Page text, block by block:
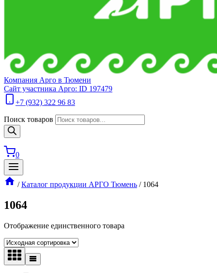
Компания Арго в Тюмени
Сайт участника Арго: ID 197479
+7 (932) 322 96 83
Поиск товаров
0
/ Каталог продукции АРГО Тюмень / 1064
1064
Отображение единственного товара